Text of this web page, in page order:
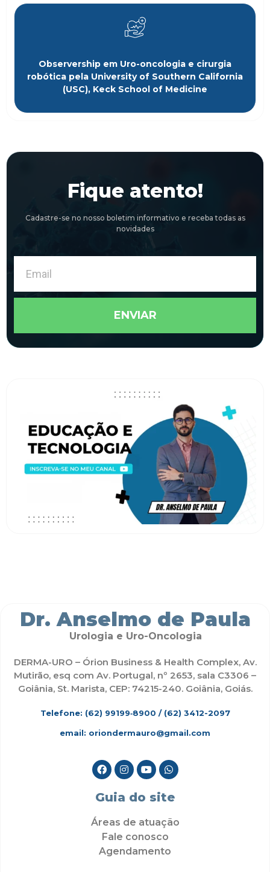
Observership em Uro-oncologia e cirurgia
robótica pela University of Southern California
(USC), Keck School of Medicine
Fique atento!
Cadastre-se no nosso boletim informativo e receba todas as
novidades
ENVIAR
Dr. Anselmo de Paula
Urologia e Uro-Oncologia
DERMA-URO – Órion Business & Health Complex, Av.
Mutirão, esq com Av. Portugal, nº 2653, sala C3306 –
Goiânia, St. Marista, CEP: 74215-240. Goiânia, Goiás.
Telefone: (62) 99199‑8900 / (62) 3412-2097
email: oriondermauro@gmail.com
Guia do site
Áreas de atuação
Fale conosco
Agendamento